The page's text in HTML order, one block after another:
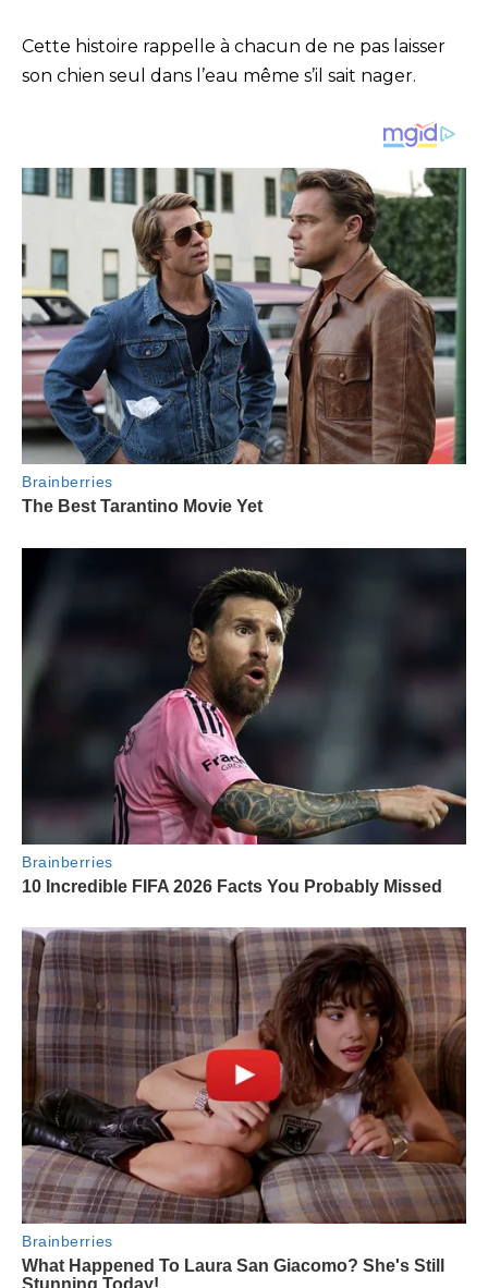
Cette histoire rappelle à chacun de ne pas laisser
son chien seul dans l’eau même s’il sait nager.